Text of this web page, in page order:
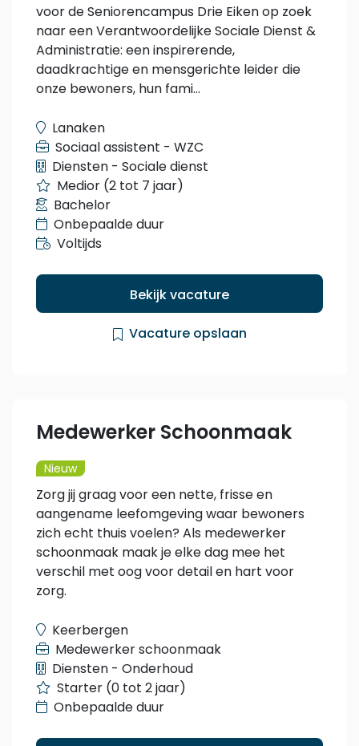
voor de Seniorencampus Drie Eiken op zoek
naar een Verantwoordelijke Sociale Dienst &
Administratie: een inspirerende,
daadkrachtige en mensgerichte leider die
onze bewoners, hun fami...
Lanaken
Sociaal assistent - WZC
Diensten - Sociale dienst
Medior (2 tot 7 jaar)
Bachelor
Onbepaalde duur
Voltijds
Bekijk vacature
Vacature opslaan
Medewerker Schoonmaak
Nieuw
Zorg jij graag voor een nette, frisse en
aangename leefomgeving waar bewoners
zich echt thuis voelen? Als medewerker
schoonmaak maak je elke dag mee het
verschil met oog voor detail en hart voor
zorg.
Keerbergen
Medewerker schoonmaak
Diensten - Onderhoud
Starter (0 tot 2 jaar)
Onbepaalde duur